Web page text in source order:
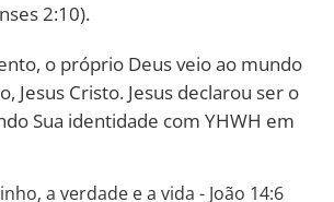
2:10).
o próprio Deus veio ao mundo
Jesus Cristo. Jesus declarou ser o
Sua identidade com YHWH em
a verdade e a vida - João 14:6